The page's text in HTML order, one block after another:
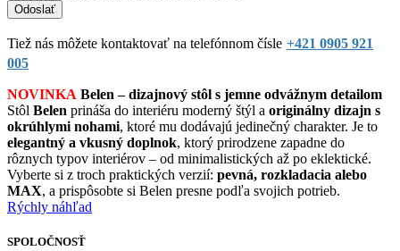
Tiež nás môžete kontaktovať na telefónnom čísle +421 0905 921
005
NOVINKA Belen – dizajnový stôl s jemne odvážnym detailom
Stôl Belen prináša do interiéru moderný štýl a originálny dizajn s
okrúhlymi nohami, ktoré mu dodávajú jedinečný charakter. Je to
elegantný a vkusný doplnok, ktorý prirodzene zapadne do
rôznych typov interiérov – od minimalistických až po eklektické.
Vyberte si z troch praktických verzií: pevná, rozkladacia alebo
MAX, a prispôsobte si Belen presne podľa svojich potrieb.
Rýchly náhľad
SPOLOČNOSŤ